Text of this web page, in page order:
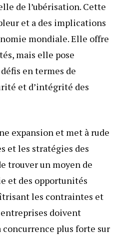
de l’ubérisation. Cette
et a des implications
mondiale. Elle offre
mais elle pose
en termes de
et d’intégrité des
expansion et met à rude
et les stratégies des
trouver un moyen de
et des opportunités
les contraintes et
entreprises doivent
concurrence plus forte sur